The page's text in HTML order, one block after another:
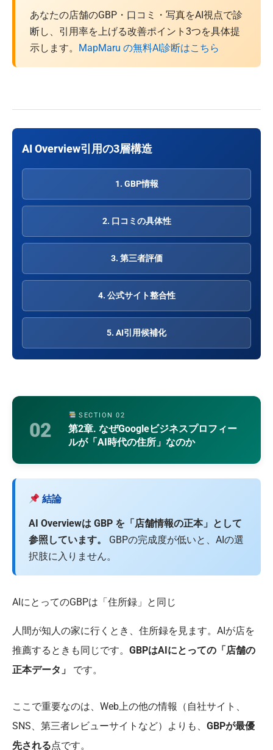
あなたの店舗のGBP・口コミ・写真をAI視点で診
断し、引用率を上げる改善ポイント3つを具体提
示します。 MapMaru の無料AI診断はこちら
AI Overview引用の3層構造
1. GBP情報
2. 口コミの具体性
3. 第三者評価
4. 公式サイト整合性
5. AI引用候補化
02
SECTION 02
第2章. なぜGoogleビジネスプロフィー
ルが「AI時代の住所」なのか
結論
AI Overviewは GBP を「店舗情報の正本」として
参照しています。
GBPの完成度が低いと、AIの選
択肢に入りません。
AIにとってのGBPは「住所録」と同じ
人間が知人の家に行くとき、住所録を見ます。AIが店を
推薦するときも同じです。 GBPはAIにとっての「店舗の
正本データ」
です。
ここで重要なのは、Web上の他の情報（自社サイト、
SNS、第三者レビューサイトなど）よりも、 GBPが最優
先される点です。